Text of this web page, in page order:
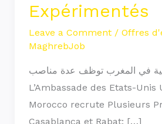
Expérimentés
Leave a Comment / Offres
MaghrebJob
في المغرب توظف عدة مناصب
L’Ambassade des Etats-Unis
Morocco recrute Plusieurs
Casablanca et Rabat: […]
recrute
Plusieurs
Profils